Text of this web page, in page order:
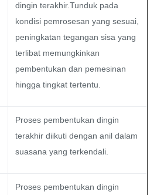
dingin terakhir.Tunduk pada
kondisi pemrosesan yang sesuai,
peningkatan tegangan sisa yang
terlibat memungkinkan
pembentukan dan pemesinan
hingga tingkat tertentu.
Proses pembentukan dingin
terakhir diikuti dengan anil dalam
suasana yang terkendali.
Proses pembentukan dingin